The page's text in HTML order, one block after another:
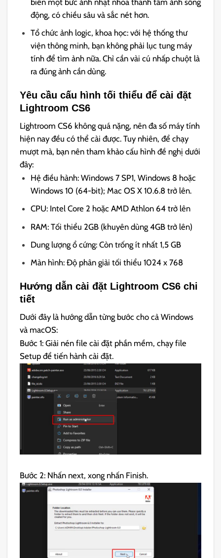
động, có chiều sâu và sắc nét hơn.
Tổ chức ảnh logic, khoa học: với hệ thống thư
viện thông minh, bạn không phải lục tung máy
tính để tìm ảnh nữa. Chỉ cần vài cú nhấp chuột là
ra đúng ảnh cần dùng.
Yêu cầu cấu hình tối thiểu để cài đặt
Lightroom CS6
Lightroom CS6 không quá nặng, nên đa số máy tính
hiện nay đều có thể cài được. Tuy nhiên, để chạy
mượt mà, bạn nên tham khảo cấu hình đề nghị dưới
đây:
Hệ điều hành: Windows 7 SP1, Windows 8 hoặc
Windows 10 (64-bit); Mac OS X 10.6.8 trở lên.
CPU: Intel Core 2 hoặc AMD Athlon 64 trở lên
RAM: Tối thiểu 2GB (khuyên dùng 4GB trở lên)
Dung lượng ổ cứng: Còn trống ít nhất 1,5 GB
Màn hình: Độ phân giải tối thiểu 1024 x 768
Hướng dẫn cài đặt Lightroom CS6 chi
tiết
Dưới đây là hướng dẫn từng bước cho cả Windows
và macOS:
Bước 1: Giải nén file cài đặt phần mềm, chạy file
Setup để tiến hành cài đặt.
Bước 2: Nhấn next, xong nhấn Finish.